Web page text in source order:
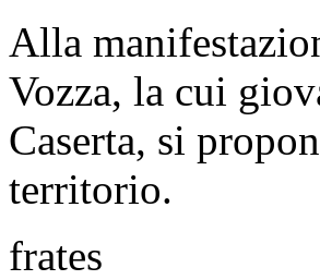
Alla
Vozza, la cui
Caserta, si
territorio.
frates